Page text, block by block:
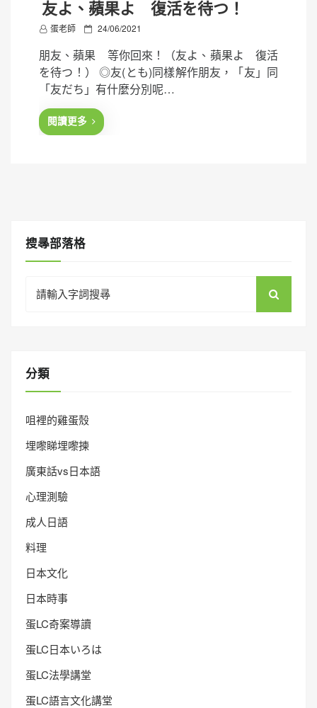
友よ、蘋果よ 復活を待つ！
蛋老師
P
s
d
24/06/2021
朋友、蘋果 等你回來！（友よ、蘋果よ 復活
を待つ！） ◎友(とも)同樣解作朋友，「友」同
「友だち」有什麼分別呢…
閱讀更多
搜㝷部落格
for:
分類
咀裡的雞蛋殼
埋嚟睇埋嚟揀
廣東話vs日本語
心理測驗
成人日語
料理
日本文化
日本時事
蛋LC奇案導讀
蛋LC日本いろは
蛋LC法學講堂
蛋LC語言文化講堂